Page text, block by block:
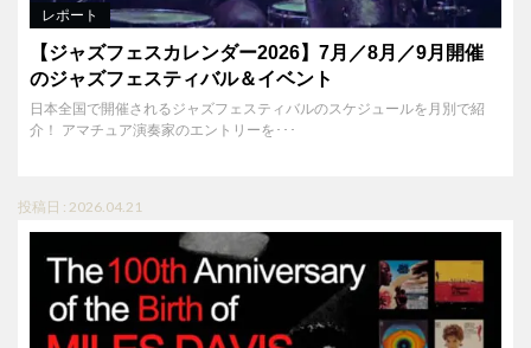
レポート
【ジャズフェスカレンダー2026】7月／8月／9月開催
のジャズフェスティバル＆イベント
日本全国で開催されるジャズフェスティバルのスケジュールを月別で紹
介！ アマチュア演奏家のエントリーを･･･
投稿日 : 2026.04.21